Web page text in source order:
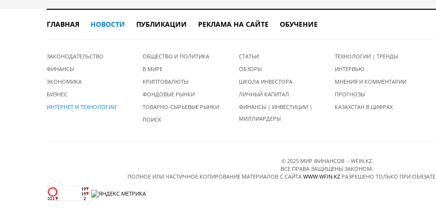
ГЛАВНАЯ НОВОСТИ ПУБЛИКАЦИИ РЕКЛАМА НА САЙТЕ ОБУЧЕНИЕ
ЗАКОНОДАТЕЛЬСТВО
ФИНАНСЫ
ЭКОНОМИКА
БИЗНЕС
ИНТЕРНЕТ И ТЕХНОЛОГИИ
ОБЩЕСТВО И ПОЛИТИКА
В МИРЕ
КРИПТОВАЛЮТЫ
ФОНДОВЫЕ РЫНКИ
ТОВАРНО-СЫРЬЕВЫЕ РЫНКИ
ПОИСК
СТАТЬИ
ОБЗОРЫ
ШКОЛА ИНВЕСТОРА
ЛИЧНЫЙ КАПИТАЛ
ФИНАНСЫ | ИНВЕСТИЦИИ |
МИЛЛИАРДЕРЫ
ТЕХНОЛОГИИ | ТРЕНДЫ
ИНТЕРВЬЮ
МНЕНИЯ И КОММЕНТАРИИ
ПРОГНОЗЫ
КАЗАХСТАН В ЦИФРАХ
© 2025 МИР ФИНАНСОВ - WFIN.KZ.
ВСЕ ПРАВА ЗАЩИЩЕНЫ ЗАКОНОМ.
ПОЛНОЕ ИЛИ ЧАСТИЧНОЕ КОПИРОВАНИЕ МАТЕРИАЛОВ C САЙТА WWW.WFIN.KZ РАЗРЕШЕНО ТОЛЬКО ПРИ